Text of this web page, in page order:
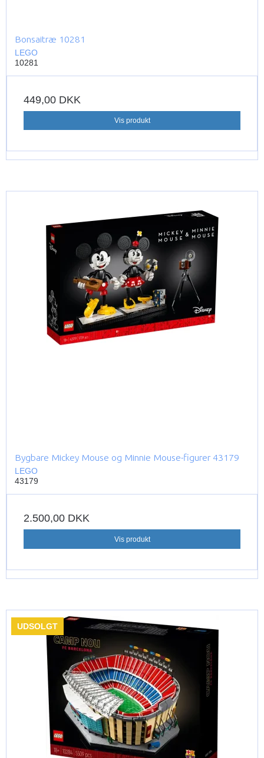
Bonsaitræ 10281
LEGO
10281
449,00 DKK
Vis produkt
Bygbare Mickey Mouse og Minnie Mouse-figurer 43179
LEGO
43179
2.500,00 DKK
Vis produkt
UDSOLGT